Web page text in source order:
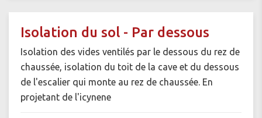
Isolation du sol - Par dessous
Isolation des vides ventilés par le dessous du rez de
chaussée, isolation du toit de la cave et du dessous
de l'escalier qui monte au rez de chaussée. En
projetant de l'icynene